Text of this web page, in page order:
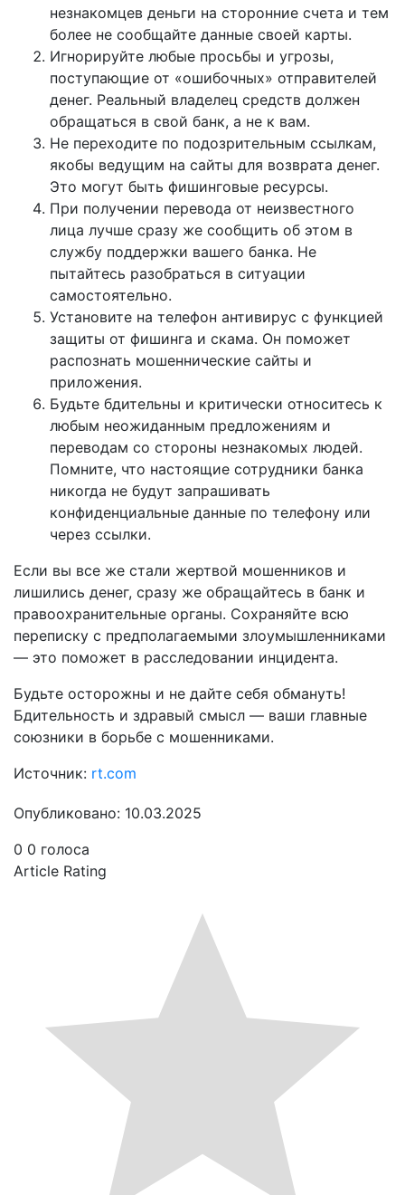
незнакомцев деньги на сторонние счета и тем
более не сообщайте данные своей карты.
Игнорируйте любые просьбы и угрозы,
поступающие от «ошибочных» отправителей
денег. Реальный владелец средств должен
обращаться в свой банк, а не к вам.
Не переходите по подозрительным ссылкам,
якобы ведущим на сайты для возврата денег.
Это могут быть фишинговые ресурсы.
При получении перевода от неизвестного
лица лучше сразу же сообщить об этом в
службу поддержки вашего банка. Не
пытайтесь разобраться в ситуации
самостоятельно.
Установите на телефон антивирус с функцией
защиты от фишинга и скама. Он поможет
распознать мошеннические сайты и
приложения.
Будьте бдительны и критически относитесь к
любым неожиданным предложениям и
переводам со стороны незнакомых людей.
Помните, что настоящие сотрудники банка
никогда не будут запрашивать
конфиденциальные данные по телефону или
через ссылки.
Если вы все же стали жертвой мошенников и
лишились денег, сразу же обращайтесь в банк и
правоохранительные органы. Сохраняйте всю
переписку с предполагаемыми злоумышленниками
— это поможет в расследовании инцидента.
Будьте осторожны и не дайте себя обмануть!
Бдительность и здравый смысл — ваши главные
союзники в борьбе с мошенниками.
Источник: rt.com
Опубликовано: 10.03.2025
0 0 голоса
Article Rating